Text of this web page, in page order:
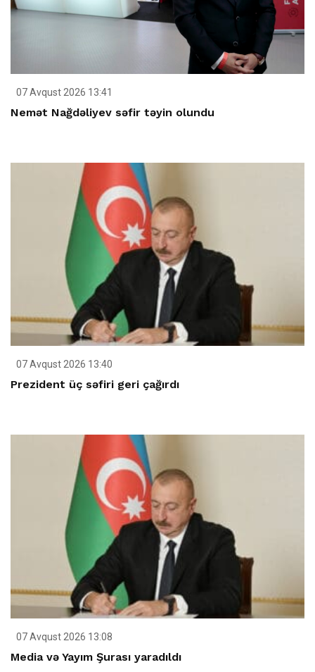
07 Avqust 2026 13:41
Nemət Nağdəliyev səfir təyin olundu
07 Avqust 2026 13:40
Prezident üç səfiri geri çağırdı
07 Avqust 2026 13:08
Media və Yayım Şurası yaradıldı